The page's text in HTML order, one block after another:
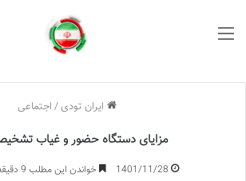
ایران تودی / اجتماعی
مزایای دستگاه حضور و غیاب
1401/11/28 خواندن این مطلب 9 دقیقه زمان میبرد